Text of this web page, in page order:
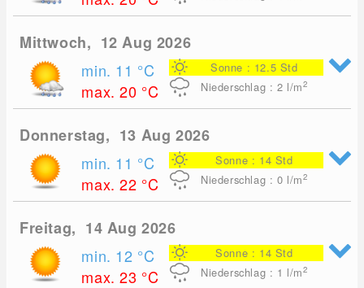
Mittwoch, 12 Aug 2026
min. 11 °C
max. 20 °C
Sonne : 12.5 Std
Niederschlag : 2 l/m2
Donnerstag, 13 Aug 2026
min. 11 °C
max. 22 °C
Sonne : 14 Std
Niederschlag : 0 l/m2
Freitag, 14 Aug 2026
min. 12 °C
max. 23 °C
Sonne : 14 Std
Niederschlag : 1 l/m2